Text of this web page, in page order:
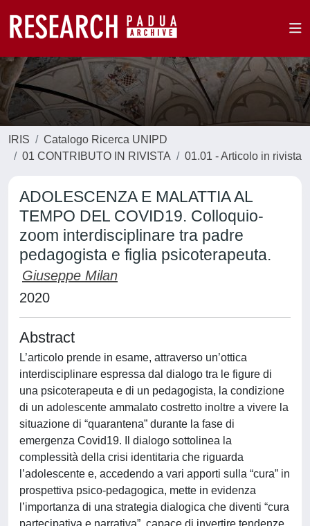
IRIS
Catalogo Ricerca UNIPD
01 CONTRIBUTO IN RIVISTA
01.01 - Articolo in rivista
ADOLESCENZA E MALATTIA AL
TEMPO DEL COVID19. Colloquio-
zoom interdisciplinare tra padre
pedagogista e figlia psicoterapeuta.
Giuseppe Milan
2020
Abstract
L’articolo prende in esame, attraverso un’ottica
interdisciplinare espressa dal dialogo tra le figure di
una psicoterapeuta e di un pedagogista, la condizione
di un adolescente ammalato costretto inoltre a vivere la
situazione di “quarantena” durante la fase di
emergenza Covid19. Il dialogo sottolinea la
complessità della crisi identitaria che riguarda
l’adolescente e, accedendo a vari apporti sulla “cura” in
prospettiva psico-pedagogica, mette in evidenza
l’importanza di una strategia dialogica che diventi “cura
partecipativa e narrativa”, capace di invertire tendenze